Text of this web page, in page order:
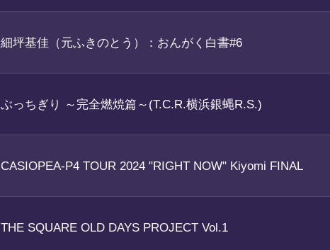
細坪基佳（元ふきのとう）：おんがく白書#6
ぶっちぎり ～完全燃焼篇～(T.C.R.横浜銀蝿R.S.)
CASIOPEA-P4 TOUR 2024 "RIGHT NOW" Kiyomi FINAL
THE SQUARE OLD DAYS PROJECT Vol.1